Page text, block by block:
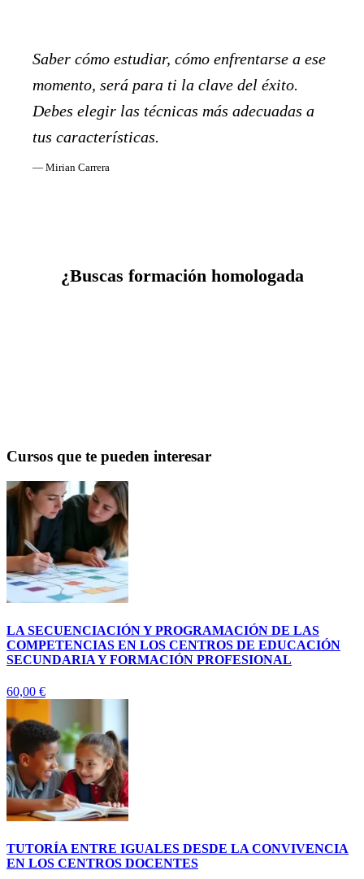
Saber cómo estudiar, cómo enfrentarse a ese
momento, será para ti la clave del éxito.
Debes elegir las técnicas más adecuadas a
tus características.
— Mirian Carrera
¿Buscas formación homologada
Cursos que te pueden interesar
LA SECUENCIACIÓN Y PROGRAMACIÓN DE LAS
COMPETENCIAS EN LOS CENTROS DE EDUCACIÓN
SECUNDARIA Y FORMACIÓN PROFESIONAL
60,00 €
TUTORÍA ENTRE IGUALES DESDE LA CONVIVENCIA
EN LOS CENTROS DOCENTES